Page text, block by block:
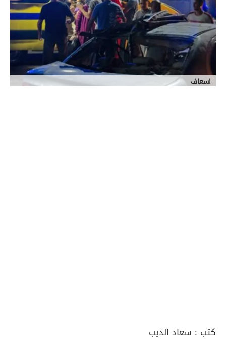
اسعاف
كتب : سعاد الديب